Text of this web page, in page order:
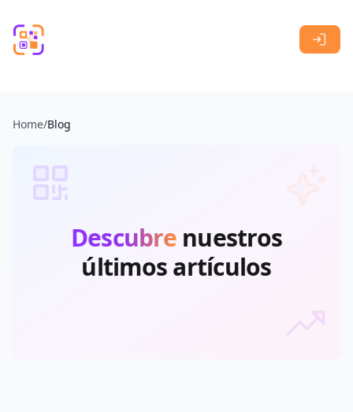
Home/Blog
Descubre nuestros
últimos artículos